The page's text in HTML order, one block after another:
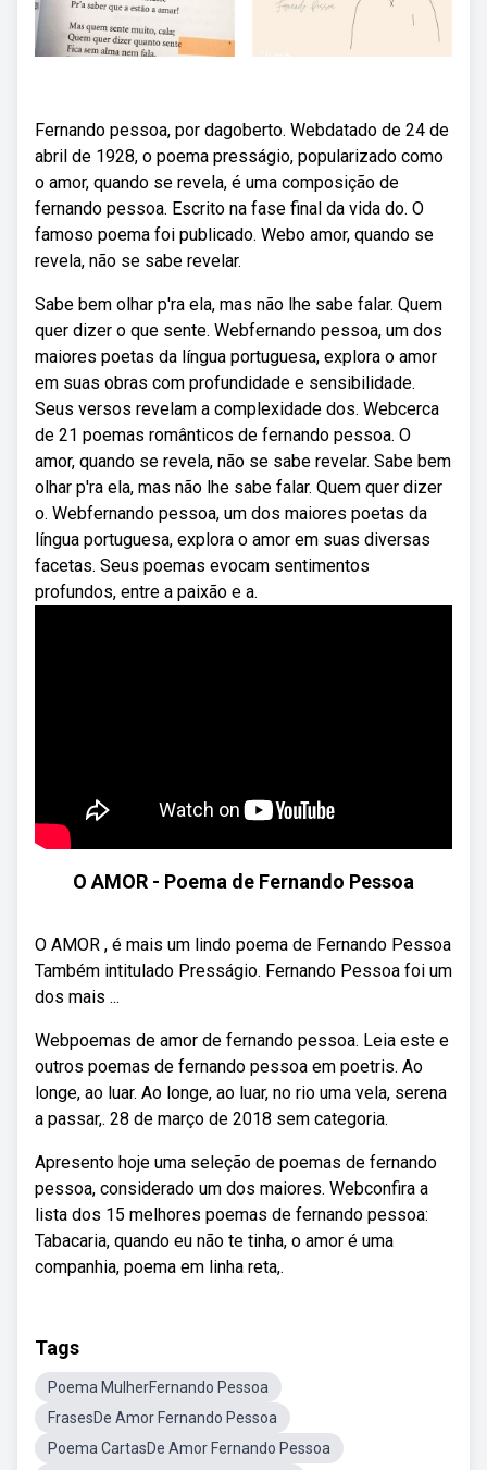
Fernando pessoa, por dagoberto. Webdatado de 24 de
abril de 1928, o poema presságio, popularizado como
o amor, quando se revela, é uma composição de
fernando pessoa. Escrito na fase final da vida do. O
famoso poema foi publicado. Webo amor, quando se
revela, não se sabe revelar.
Sabe bem olhar p'ra ela, mas não lhe sabe falar. Quem
quer dizer o que sente. Webfernando pessoa, um dos
maiores poetas da língua portuguesa, explora o amor
em suas obras com profundidade e sensibilidade.
Seus versos revelam a complexidade dos. Webcerca
de 21 poemas românticos de fernando pessoa. O
amor, quando se revela, não se sabe revelar. Sabe bem
olhar p'ra ela, mas não lhe sabe falar. Quem quer dizer
o. Webfernando pessoa, um dos maiores poetas da
língua portuguesa, explora o amor em suas diversas
facetas. Seus poemas evocam sentimentos
profundos, entre a paixão e a.
O AMOR - Poema de Fernando Pessoa
O AMOR , é mais um lindo poema de Fernando Pessoa
Também intitulado Presságio. Fernando Pessoa foi um
dos mais ...
Webpoemas de amor de fernando pessoa. Leia este e
outros poemas de fernando pessoa em poetris. Ao
longe, ao luar. Ao longe, ao luar, no rio uma vela, serena
a passar,. 28 de março de 2018 sem categoria.
Apresento hoje uma seleção de poemas de fernando
pessoa, considerado um dos maiores. Webconfira a
lista dos 15 melhores poemas de fernando pessoa:
Tabacaria, quando eu não te tinha, o amor é uma
companhia, poema em linha reta,.
Tags
Poema MulherFernando Pessoa
FrasesDe Amor Fernando Pessoa
Poema CartasDe Amor Fernando Pessoa